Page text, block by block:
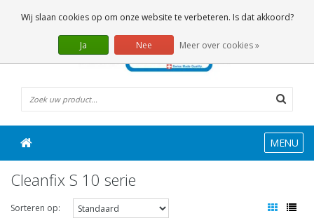
0 Artikelen
MENU
Cleanfix S 10 serie
Sorteren op:
Wij slaan cookies op om onze website te verbeteren. Is dat akkoord?
Ja Nee Meer over cookies »